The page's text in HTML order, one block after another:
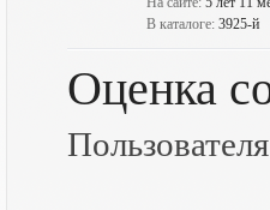
В каталоге: 3925-й
Оценка